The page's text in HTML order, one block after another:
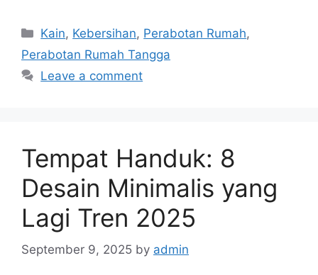
Categories
Kain, Kebersihan, Perabotan Rumah,
Perabotan Rumah Tangga
Leave a comment
Tempat Handuk: 8
Desain Minimalis yang
Lagi Tren 2025
September 9, 2025 by admin